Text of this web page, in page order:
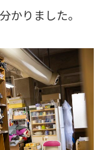
かりました。